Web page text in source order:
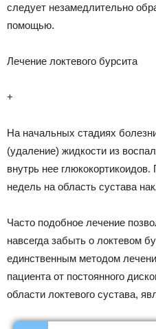
следует незамедлительно
помощью.
Лечение локтевого бурсита
+
На начальных стадиях
(удаление) жидкости из
внутрь нее
недель на область сустава
Часто подобное лечение
навсегда забыть о локтевом
единственным методом
пациента от постоянного
области локтевого сустава,